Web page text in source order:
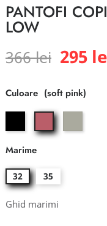
PANTOFI
LOW
366 lei 295
Culoare
black
soft
pink
Marime
32 35
Ghid marimi